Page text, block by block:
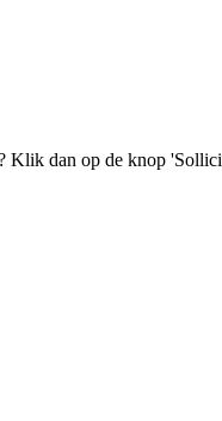
Klik dan op de knop